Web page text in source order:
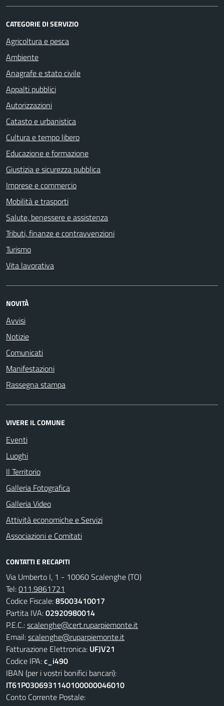
CATEGORIE DI SERVIZIO
Agricoltura e pesca
Ambiente
Anagrafe e stato civile
Appalti pubblici
Autorizzazioni
Catasto e urbanistica
Cultura e tempo libero
Educazione e formazione
Giustizia e sicurezza pubblica
Imprese e commercio
Mobilità e trasporti
Salute, benessere e assistenza
Tributi, finanze e contravvenzioni
Turismo
Vita lavorativa
NOVITÀ
Avvisi
Notizie
Comunicati
Manifestazioni
Rassegna stampa
VIVERE IL COMUNE
Eventi
Luoghi
Il Territorio
Galleria Fotografica
Galleria Video
Attività economiche e Servizi
Associazioni e Comitati
CONTATTI E RECAPITI
Via Umberto I, 1 - 10060 Scalenghe (TO)
Tel:011.9861721
Codice Fiscale:85003410017
Partita IVA:02920980014
P.E.C.:scalenghe@cert.ruparpiemonte.it
Email:scalenghe@ruparpiemonte.it
Fatturazione Elettronica: UFJV21
Codice IPA:c_i490
IBAN (per i vostri bonifici bancari):
IT61P0306931140100000046010
Conto Corrente Postale: